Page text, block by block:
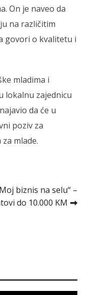
On je naveo da
na različitim
govori o kvalitetu i
mladima i
lokalnu zajednicu
da će u
poziv za
mlade.
biznis na selu“ –
do 10.000 KM